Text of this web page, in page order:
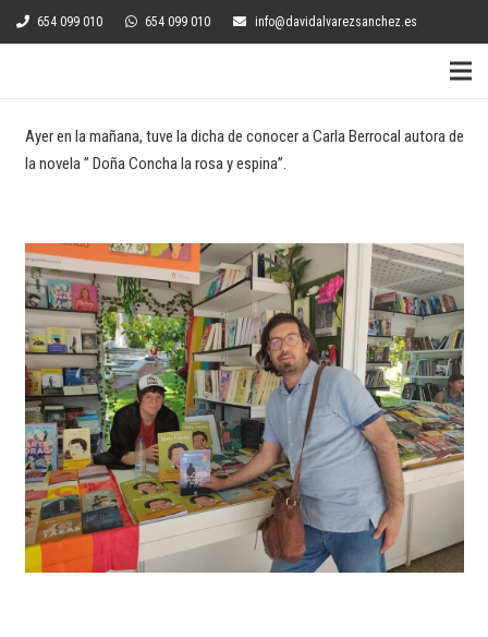
654 099 010 654 099 010 info@davidalvarezsanchez.es
Ayer en la mañana, tuve la dicha de conocer a Carla Berrocal autora de
la novela ” Doña Concha la rosa y espina”.